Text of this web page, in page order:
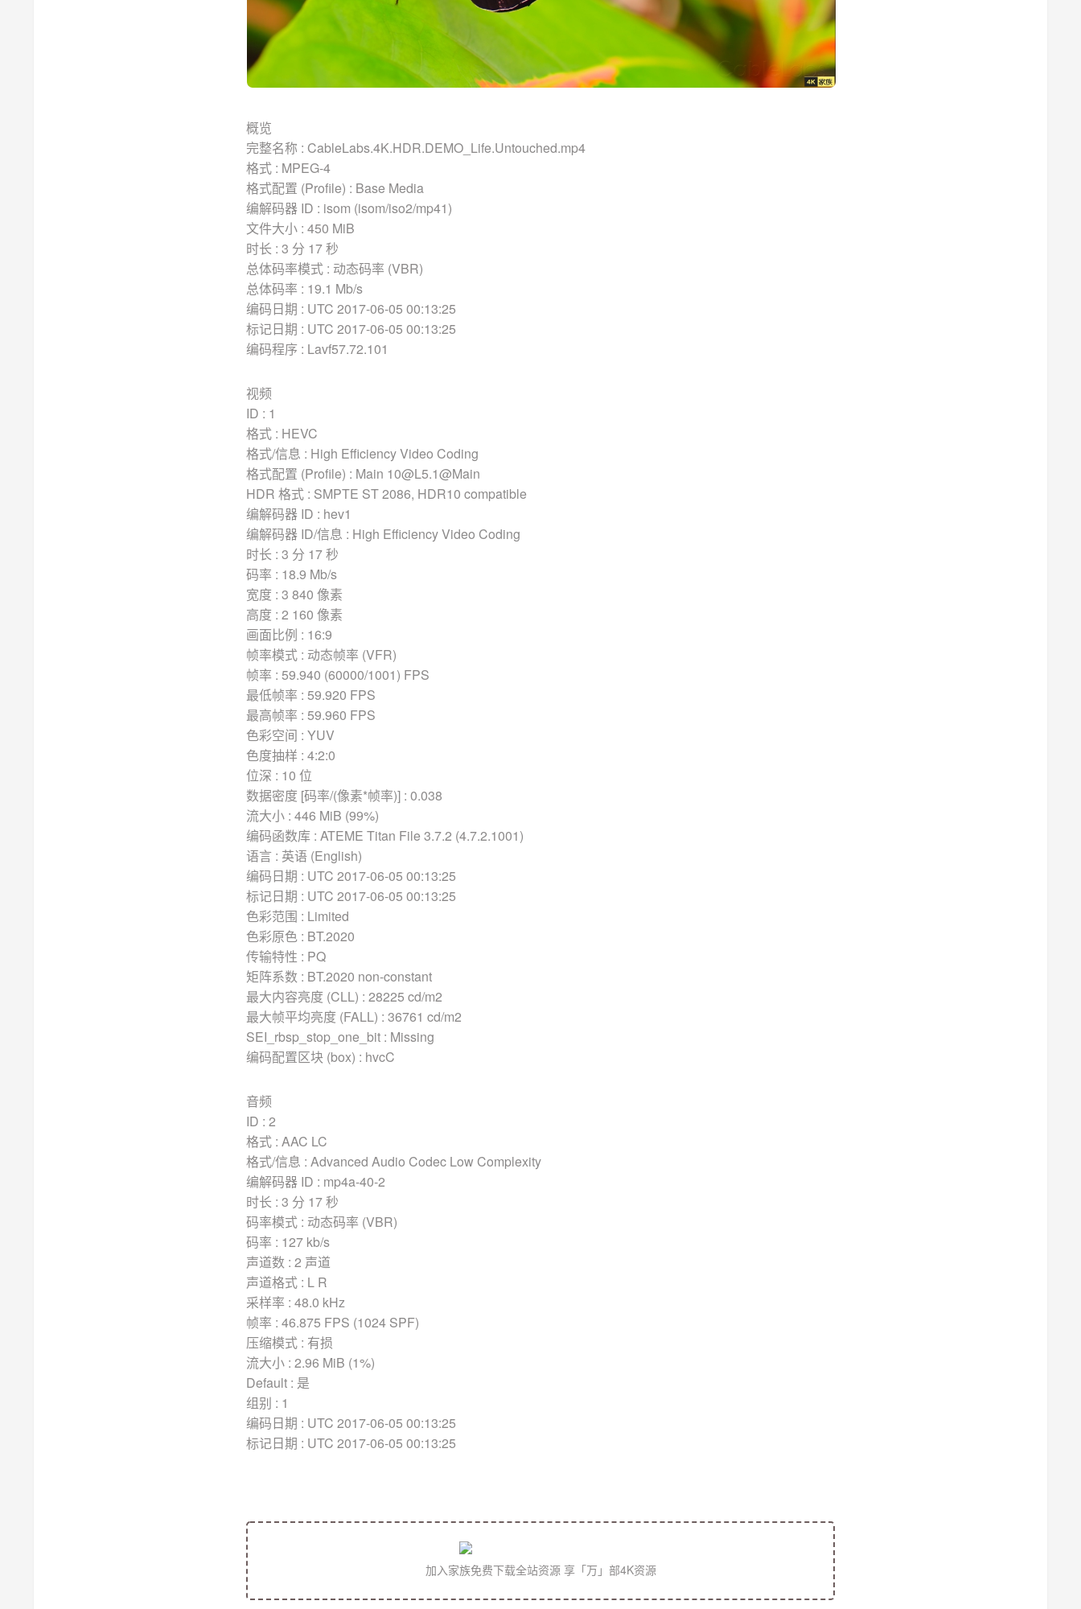
概览
完整名称 : CableLabs.4K.HDR.DEMO_Life.Untouched.mp4
格式 : MPEG-4
格式配置 (Profile) : Base Media
编解码器 ID : isom (isom/iso2/mp41)
文件大小 : 450 MiB
时长 : 3 分 17 秒
总体码率模式 : 动态码率 (VBR)
总体码率 : 19.1 Mb/s
编码日期 : UTC 2017-06-05 00:13:25
标记日期 : UTC 2017-06-05 00:13:25
编码程序 : Lavf57.72.101
视频
ID : 1
格式 : HEVC
格式/信息 : High Efficiency Video Coding
格式配置 (Profile) : Main 10@L5.1@Main
HDR 格式 : SMPTE ST 2086, HDR10 compatible
编解码器 ID : hev1
编解码器 ID/信息 : High Efficiency Video Coding
时长 : 3 分 17 秒
码率 : 18.9 Mb/s
宽度 : 3 840 像素
高度 : 2 160 像素
画面比例 : 16:9
帧率模式 : 动态帧率 (VFR)
帧率 : 59.940 (60000/1001) FPS
最低帧率 : 59.920 FPS
最高帧率 : 59.960 FPS
色彩空间 : YUV
色度抽样 : 4:2:0
位深 : 10 位
数据密度 [码率/(像素*帧率)] : 0.038
流大小 : 446 MiB (99%)
编码函数库 : ATEME Titan File 3.7.2 (4.7.2.1001)
语言 : 英语 (English)
编码日期 : UTC 2017-06-05 00:13:25
标记日期 : UTC 2017-06-05 00:13:25
色彩范围 : Limited
色彩原色 : BT.2020
传输特性 : PQ
矩阵系数 : BT.2020 non-constant
最大内容亮度 (CLL) : 28225 cd/m2
最大帧平均亮度 (FALL) : 36761 cd/m2
SEI_rbsp_stop_one_bit : Missing
编码配置区块 (box) : hvcC
音频
ID : 2
格式 : AAC LC
格式/信息 : Advanced Audio Codec Low Complexity
编解码器 ID : mp4a-40-2
时长 : 3 分 17 秒
码率模式 : 动态码率 (VBR)
码率 : 127 kb/s
声道数 : 2 声道
声道格式 : L R
采样率 : 48.0 kHz
帧率 : 46.875 FPS (1024 SPF)
压缩模式 : 有损
流大小 : 2.96 MiB (1%)
Default : 是
组别 : 1
编码日期 : UTC 2017-06-05 00:13:25
标记日期 : UTC 2017-06-05 00:13:25
加入家族免费下载全站资源 享「万」部4K资源